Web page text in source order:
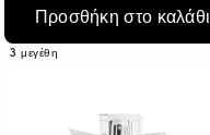
€ 84,95
3 μεγέθη
Προσθήκη στο καλάθι